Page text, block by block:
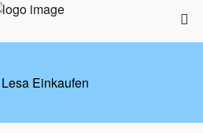
Lesa Einkaufen